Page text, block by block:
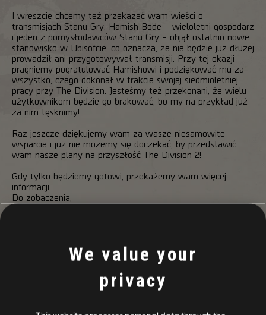
I wreszcie chcemy też przekazać wam wieści o
transmisjach Stanu Gry. Hamish Bode – wieloletni gospodarz
i jeden z pomysłodawców Stanu Gry – objął ostatnio nowe
stanowisko w Ubisofcie, co oznacza, że nie będzie już dłużej
prowadził ani przygotowywał transmisji. Przy tej okazji
pragniemy pogratulować Hamishowi i podziękować mu za
wszystko, czego dokonał w trakcie swojej siedmioletniej
pracy przy The Division. Jesteśmy też przekonani, że wielu
użytkownikom będzie go brakować, bo my na przykład już
za nim tęsknimy!
Raz jeszcze dziękujemy wam za wasze niesamowite
wsparcie i już nie możemy się doczekać, by przedstawić
wam nasze plany na przyszłość The Division 2!
Gdy tylko będziemy gotowi, przekażemy wam więcej
informacji.
Do zobaczenia,
We value your
privacy